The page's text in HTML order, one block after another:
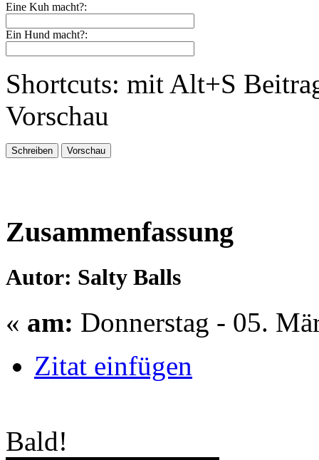
Eine Kuh macht?:
Ein Hund macht?:
Shortcuts: mit Alt+S
Vorschau
Zusammenfassung
Autor: Salty Balls
« am: Donnerstag - 05.
Zitat einfügen
Bald!